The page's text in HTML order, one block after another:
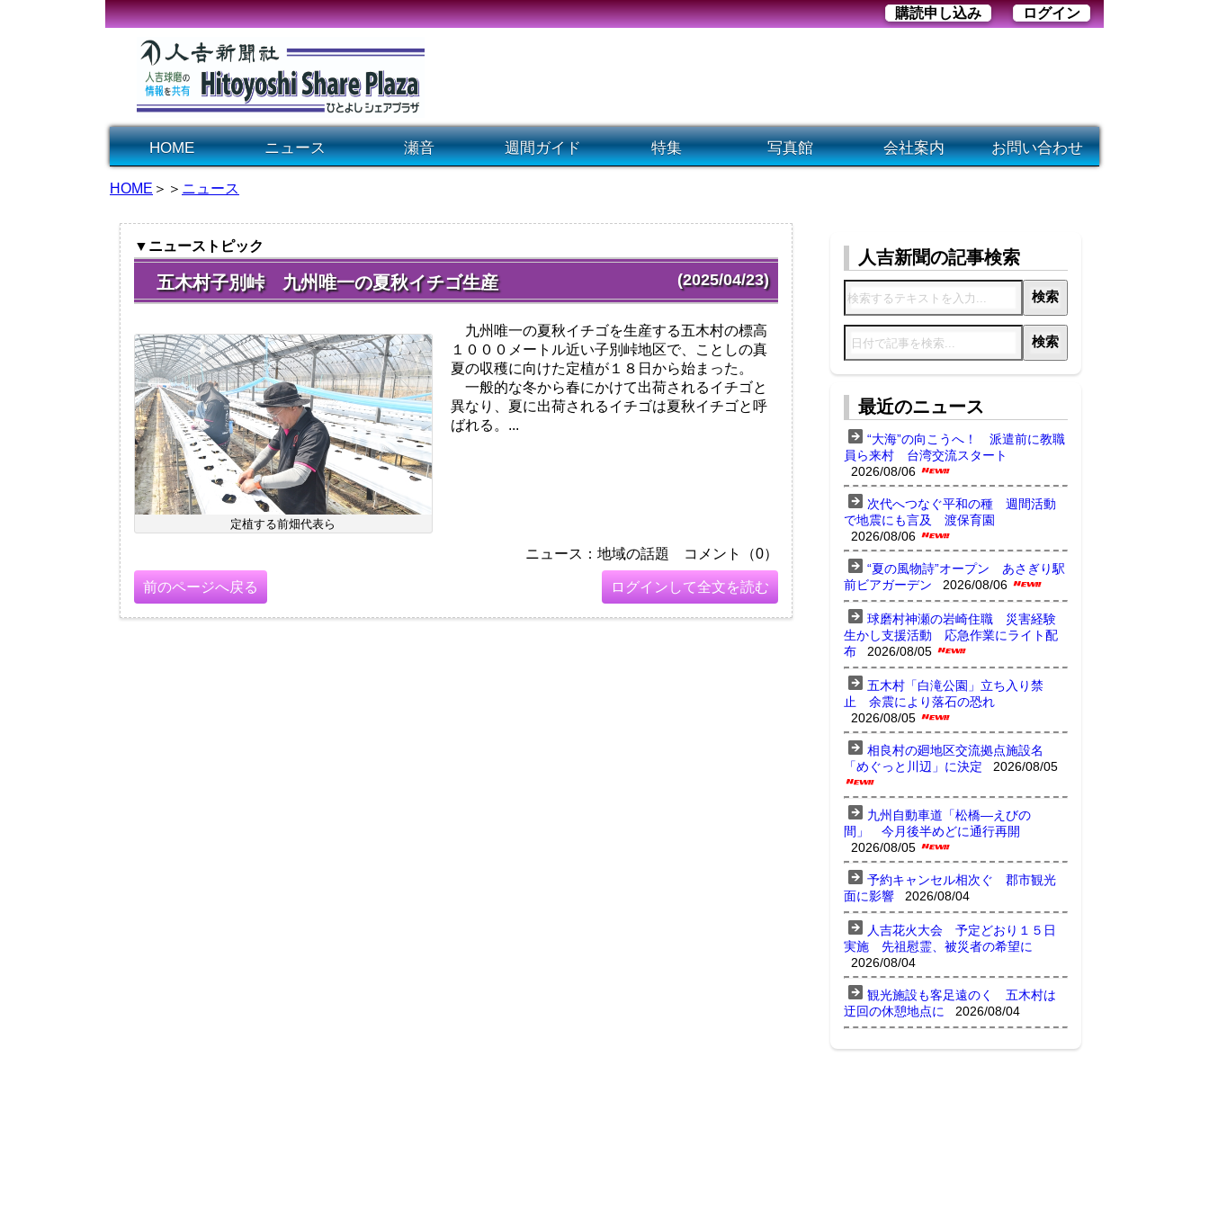
購読申し込み ログイン
HOME ニュース 瀬音 週間ガイド 特集 写真館 会社案内 お問い合わせ
HOME ＞＞ ニュース
▼ニューストピック
五木村子別峠 九州唯一の夏秋イチゴ生産 (2025/04/23)
定植する前畑代表ら
九州唯一の夏秋イチゴを生産する五木村の標高
１０００メートル近い子別峠地区で、ことしの真
夏の収穫に向けた定植が１８日から始まった。
一般的な冬から春にかけて出荷されるイチゴと
異なり、夏に出荷されるイチゴは夏秋イチゴと呼
ばれる。...
ニュース：地域の話題 コメント（0）
前のページへ戻る ログインして全文を読む
人吉新聞の記事検索
最近のニュース
“大海”の向こうへ！ 派遣前に教職
員ら来村 台湾交流スタート
2026/08/06
次代へつなぐ平和の種 週間活動
で地震にも言及 渡保育園
2026/08/06
“夏の風物詩”オープン あさぎり駅
前ビアガーデン 2026/08/06
球磨村神瀬の岩崎住職 災害経験
生かし支援活動 応急作業にライト配
布2026/08/05
五木村「白滝公園」立ち入り禁
止 余震により落石の恐れ
2026/08/05
相良村の廻地区交流拠点施設名
「めぐっと川辺」に決定 2026/08/05
九州自動車道「松橋―えびの
間」 今月後半めどに通行再開
2026/08/05
予約キャンセル相次ぐ 郡市観光
面に影響2026/08/04
人吉花火大会 予定どおり１５日
実施 先祖慰霊、被災者の希望に
2026/08/04
観光施設も客足遠のく 五木村は
迂回の休憩地点に 2026/08/04